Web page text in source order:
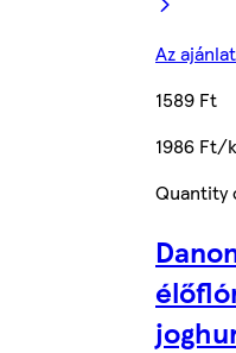
Az
1589 Ft
1986 Ft/
Quantity